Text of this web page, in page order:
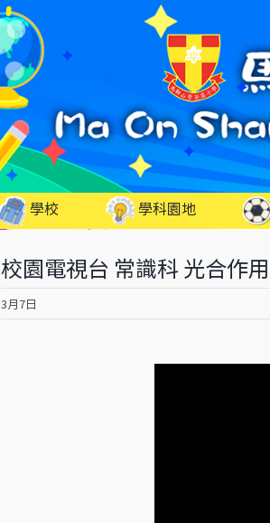
學校 學科園地
校園電視台 常識科 光合作用
3月7日